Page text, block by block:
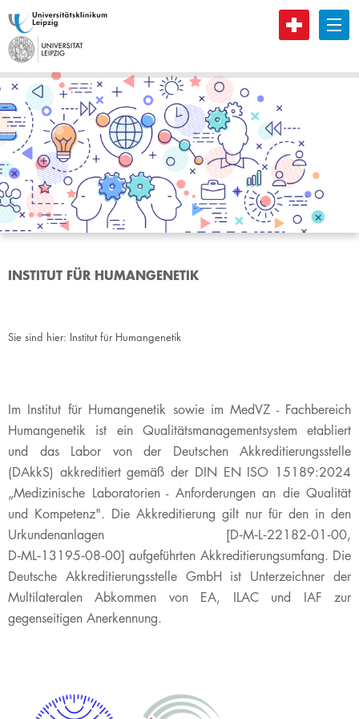
B
INSTITUT FÜR HUMANGENETIK
Sie sind hier: Institut für Humangenetik
​​​​​​​​​​​​​​​​​​​​​​​​Im Institut für Humangenetik sowie im MedVZ - Fachbereich
Humangenetik ist ein Qualitätsmanagementsystem etabliert
und das Labor von der Deutschen Akkreditierungsstelle
(DAkkS) akkreditiert gemäß der DIN EN ISO 15189:2024
„Medizinische Laboratorien - Anforderungen an die Qualität
und Kompetenz". Die Akkreditierung gilt nur für den in den
Urkundenanlagen [D‑M‑L‑22182‑01‑00,
D‑ML‑13195‑08‑00] aufgeführten Akkreditierungsumfang. ​ Die
Deutsche Akkreditierungsstelle GmbH ist Unterzeichner der
Multilateralen Abkommen von EA, ILAC und IAF zur
gegenseitigen Anerkennung.